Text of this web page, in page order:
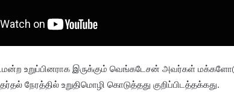
உறுப்பினராக இருக்கும் வெங்கடேசன் அவர்கள்
நேரத்தில் உறுதிமொழி கொடுத்தது குறிப்பிடத்தக்கது.